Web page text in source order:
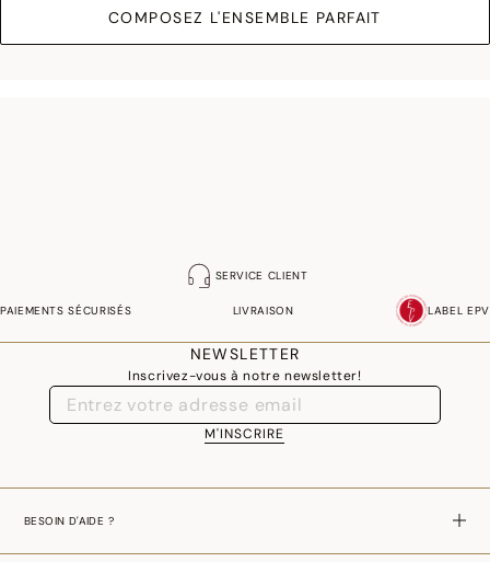
COMPOSEZ L'ENSEMBLE PARFAIT
SERVICE CLIENT
PAIEMENTS SÉCURISÉS LIVRAISON LABEL EPV
NEWSLETTER
Inscrivez-vous à notre newsletter!
M'INSCRIRE
BESOIN D'AIDE ?